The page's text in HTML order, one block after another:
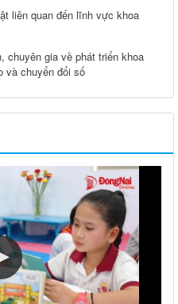
liên quan đến lĩnh vực khoa
chuyên gia về phát triển khoa
và chuyển đổi số